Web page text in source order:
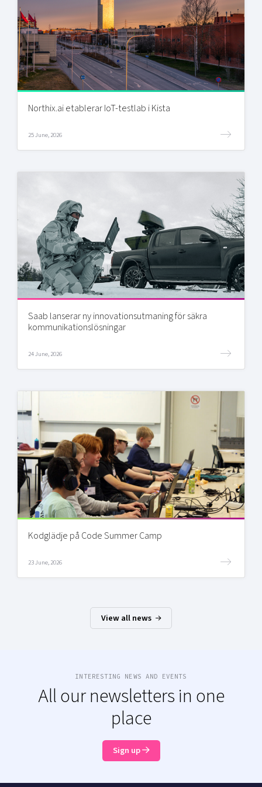
Northix.ai etablerar IoT-testlab i Kista
25 June, 2026
Saab lanserar ny innovationsutmaning för säkra
kommunikationslösningar
24 June, 2026
Kodglädje på Code Summer Camp
23 June, 2026
View all news
INTERESTING NEWS AND EVENTS
All our newsletters in one
place
Sign up